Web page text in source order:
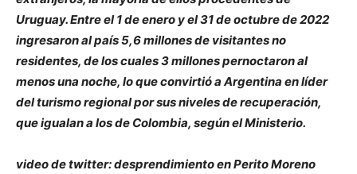
Uruguay. Entre el 1 de enero y el 31 de octubre de 2022
ingresaron al país 5,6 millones de visitantes no
residentes, de los cuales 3 millones pernoctaron al
menos una noche, lo que convirtió a Argentina en líder
del turismo regional por sus niveles de recuperación,
que igualan a los de Colombia, según el Ministerio.
video de twitter: desprendimiento en Perito Moreno